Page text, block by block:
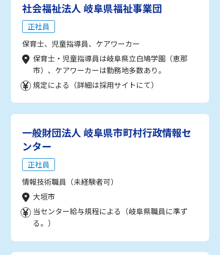
社会福祉法人 岐阜県福祉事業団
正社員
保育士、児童指導員、ケアワーカー
保育士・児童指導員は岐阜県立白鳩学園（恵那
市）、ケアワーカーは勤務地多数あり。
規定による（詳細は採用サイトにて）
一般財団法人 岐阜県市町村行政情報セ
ンター
正社員
情報技術職員（未経験者可）
大垣市
当センター給与規程による（岐阜県職員に準ず
る。）